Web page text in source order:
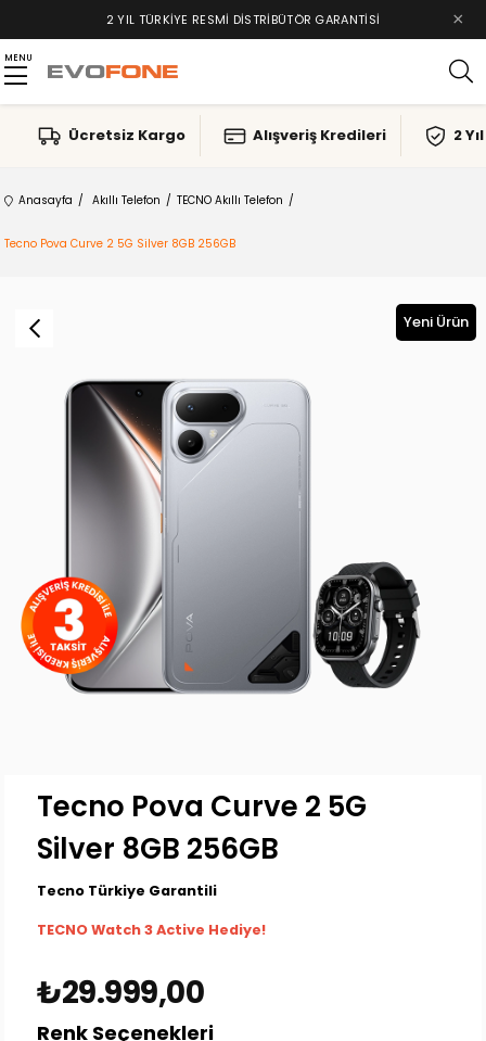
2 YIL TÜRKIYE RESMI DISTRIBÜTÖR GARANTISI ×
MENU
Ücretsiz Kargo Alışveriş Kredileri 2
Anasayfa Akıllı Telefon TECNO Akıllı Telefon
Tecno Pova Curve 2 5G Silver 8GB 256GB
Yeni Ürün
Tecno Pova Curve 2 5G
Silver 8GB 256GB
Tecno Türkiye Garantili
TECNO Watch 3 Active Hediye!
₺29.999,00
Renk Seçenekleri